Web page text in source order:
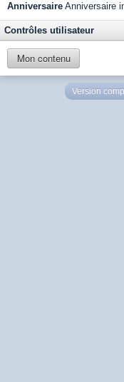
Anniversaire Anniversaire
Contrôles utilisateur
Mon contenu
Version